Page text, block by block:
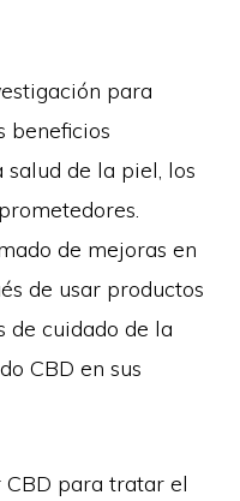
para
beneficios
de la piel, los
de mejoras en
de usar productos
de cuidado de la
CBD en sus
para tratar el